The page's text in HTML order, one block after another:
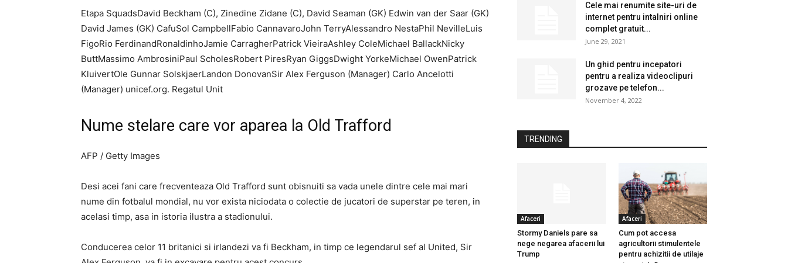
Etapa SquadsDavid Beckham (C), Zinedine Zidane (C), David Seaman (GK) Edwin van der Saar (GK)
David James (GK) CafuSol CampbellFabio CannavaroJohn TerryAlessandro NestaPhil NevilleLuis
FigoRio FerdinandRonaldinhoJamie CarragherPatrick VieiraAshley ColeMichael BallackNicky
ButtMassimo AmbrosiniPaul ScholesRobert PiresRyan GiggsDwight YorkeMichael OwenPatrick
KluivertOle Gunnar SolskjaerLandon DonovanSir Alex Ferguson (Manager) Carlo Ancelotti
(Manager) unicef.org. Regatul Unit
Nume stelare care vor aparea la Old Trafford
AFP / Getty Images
Desi acei fani care frecventeaza Old Trafford sunt obisnuiti sa vada unele dintre cele mai mari
nume din fotbalul mondial, nu vor exista niciodata o colectie de jucatori de superstar pe teren, in
acelasi timp, asa in istoria ilustra a stadionului.
Conducerea celor 11 britanici si irlandezi va fi Beckham, in timp ce legendarul sef al United, Sir
Cele mai renumite site-uri de
internet pentru intalniri online
complet gratuit...
June 29, 2021
Un ghid pentru incepatori
pentru a realiza videoclipuri
grozave pe telefon...
November 4, 2022
TRENDING
Afaceri
Stormy Daniels pare sa
nege negarea afacerii lui
Trump
Afaceri
Cum pot accesa
agricultorii stimulentele
pentru achizitii de utilaje